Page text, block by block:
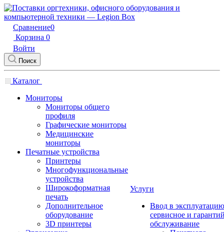
Сравнение0
Корзина 0
Войти
Поиск
Каталог
Мониторы
Мониторы общего
профиля
Графические мониторы
Медицинские
мониторы
Печатные устройства
Принтеры
Многофункциональные
устройства
Широкоформатная
печать
Дополнительное
оборудование
3D принтеры
Услуги
Ввод в
сервисное и
обслуживание